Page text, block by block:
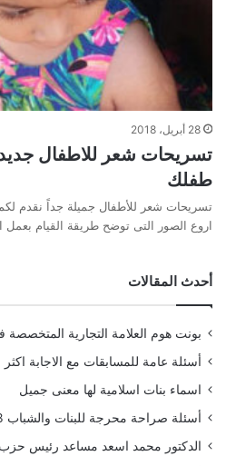
28 أبريل، 2018
تسريحات شعر للاطفال
طفلك
تسريحات شعر للأطفال جميلة جداً نقدم
اروع الصور التى توضح طريقة القيام بعمل
أحدث المقالات
بونت هوم العلامة التجارية المتخصصة
أسئلة عامة للمسابقات مع الاجابة اكثر من 500
اسماء بنات اسلامية لها معنى جميل
أسئلة صراحة محرجة للبنات والشباب 2023
الدكتور محمد اسعد مساعد رئيس